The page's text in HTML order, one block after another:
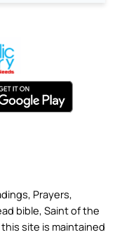
Prayers,
bible, Saint of the
site is maintained